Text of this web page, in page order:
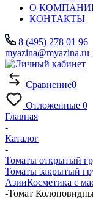
О
КОНТАКТЫ
8 (495) 278 01 96
myazina@myazina.ru
Сравнение0
Отложенные 0
Главная
-
Каталог
-
Томаты открытый
Томаты закрытый
АзииКосметика с
-Томат